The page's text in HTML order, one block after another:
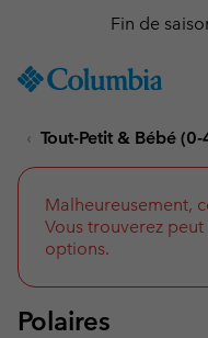
TO
SKIP
NAV
SKIP
TO
SEARCH
Remise
Tout-Petit & Bébé (0-
Malheureusement,
Vous trouverez
options.
Polaires